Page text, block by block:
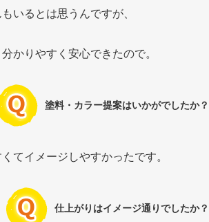
いるとは思うんですが、
かりやすく安心できたので。
塗料・カラー提案はいかがでしたか？
てイメージしやすかったです。
仕上がりはイメージ通りでしたか？